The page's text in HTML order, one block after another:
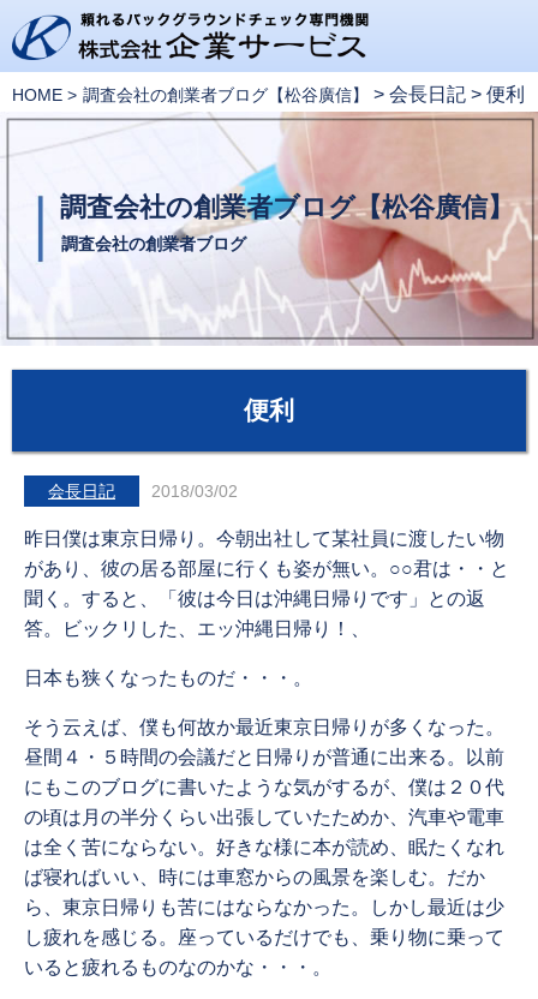
HOME 調査会社の創業者ブログ【松谷廣信】 > 会長日記 > 便利
調査会社の創業者ブログ【松谷廣信】
調査会社の創業者ブログ
便利
会長日記 2018/03/02
昨日僕は東京日帰り。今朝出社して某社員に渡したい物
があり、彼の居る部屋に行くも姿が無い。○○君は・・と
聞く。すると、「彼は今日は沖縄日帰りです」との返
答。ビックリした、エッ沖縄日帰り！、
日本も狭くなったものだ・・・。
そう云えば、僕も何故か最近東京日帰りが多くなった。
昼間４・５時間の会議だと日帰りが普通に出来る。以前
にもこのブログに書いたような気がするが、僕は２０代
の頃は月の半分くらい出張していたためか、汽車や電車
は全く苦にならない。好きな様に本が読め、眠たくなれ
ば寝ればいい、時には車窓からの風景を楽しむ。だか
ら、東京日帰りも苦にはならなかった。しかし最近は少
し疲れを感じる。座っているだけでも、乗り物に乗って
いると疲れるものなのかな・・・。